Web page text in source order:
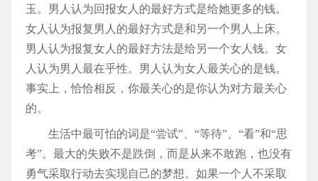
玉。男人认为回报女人的最好方式是给她更多的钱。
女人认为报复男人的最好方式是和另一个男人上床。
男人认为报复女人的最好方法是给另一个女人钱。女
人认为男人最在乎性。男人认为女人最关心的是钱。
事实上，恰恰相反，你最关心的是你认为对方最关心
的。
生活中最可怕的词是“尝试”、“等待”、“看”和“思
考”。最大的失败不是跌倒，而是从来不敢跑，也没有
勇气采取行动去实现自己的梦想。如果一个人不采取